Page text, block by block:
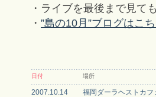
・ライブを最後まで見て
・ ”島の10月”ブログはこ
日付 場所
2007.10.14
福岡ダーラヘストカフ